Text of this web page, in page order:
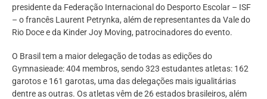
presidente da Federação Internacional do Desporto Escolar – ISF
– o francês Laurent Petrynka, além de representantes da Vale do
Rio Doce e da Kinder Joy Moving, patrocinadores do evento.
O Brasil tem a maior delegação de todas as edições do
Gymnasieade: 404 membros, sendo 323 estudantes atletas: 162
garotos e 161 garotas, uma das delegações mais igualitárias
dentre as outras. Os atletas vêm de 26 estados brasileiros, além